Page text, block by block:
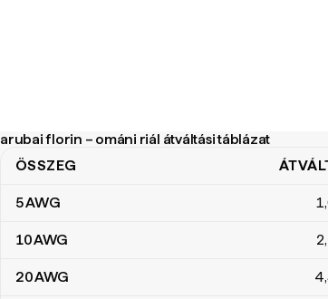
arubai florin – ománi riál átváltási táblázat
arubai florin – ománi riál átváltási táblázat
ÖSSZEG
5AWG 1
10AWG 2
20AWG 4